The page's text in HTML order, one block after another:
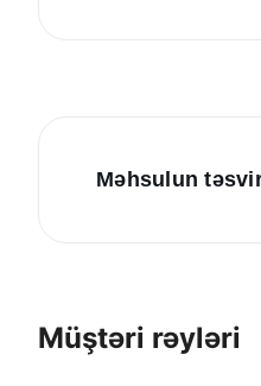
Məhsulun
Müştəri rəyləri